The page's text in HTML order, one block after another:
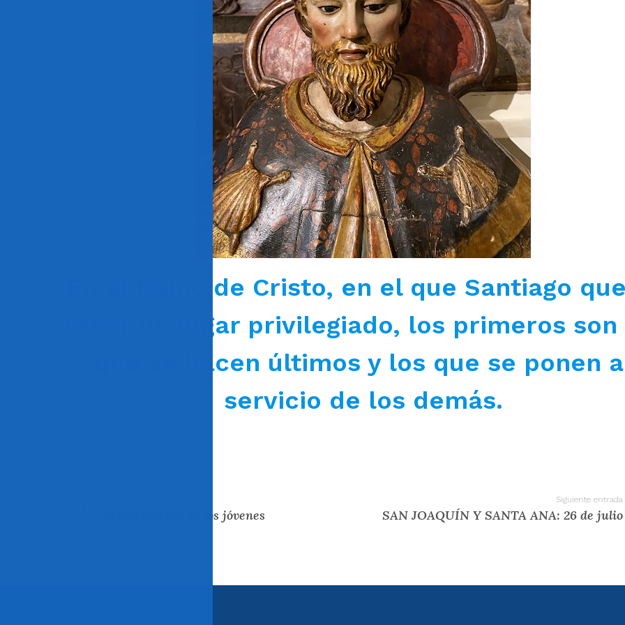
En el Reino de Cristo, en el que Santiago
tener un lugar privilegiado, los primeros son
que se hacen últimos y los que se ponen
servicio de los demás.
Peregrinación de los jóvenes
Siguiente entrada
SAN JOAQUÍN Y SANTA ANA: 26 de julio